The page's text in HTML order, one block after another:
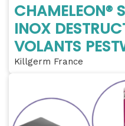
CHAMELEON®
INOX
VOLANTS
Killgerm France